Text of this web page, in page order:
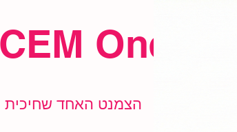
One
הצמנט האחד שחיכית